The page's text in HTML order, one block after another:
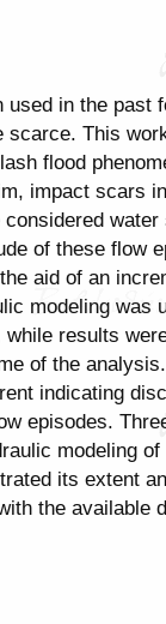
used in the
scarce. This
flood
impact scars
of these flow
aid of an
modeling was
results
of the
indicating
episodes.
modeling
its extent
the available